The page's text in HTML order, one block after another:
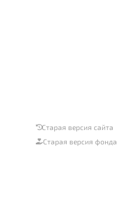
Старая версия сайта
Старая версия фонда